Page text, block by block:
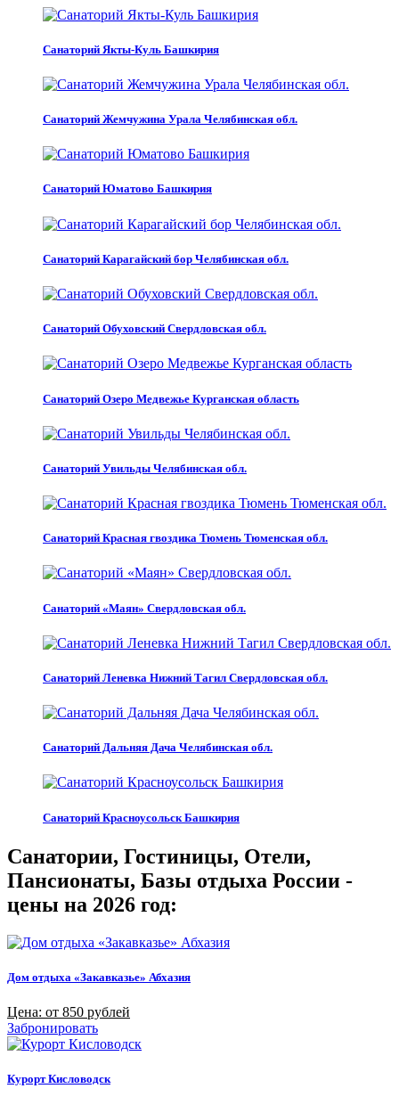
Санаторий Якты-Куль Башкирия
Санаторий Жемчужина Урала Челябинская обл.
Санаторий Юматово Башкирия
Санаторий Карагайский бор Челябинская обл.
Санаторий Обуховский Свердловская обл.
Санаторий Озеро Медвежье Курганская область
Санаторий Увильды Челябинская обл.
Санаторий Красная гвоздика Тюмень Тюменская обл.
Санаторий «Маян» Свердловская обл.
Санаторий Леневка Нижний Тагил Свердловская обл.
Санаторий Дальняя Дача Челябинская обл.
Санаторий Красноусольск Башкирия
Санатории, Гостиницы, Отели,
Пансионаты, Базы отдыха России -
цены на 2026 год:
Дом отдыха «Закавказье» Абхазия
Цена: от 850 рублей
Забронировать
Курорт Кисловодск